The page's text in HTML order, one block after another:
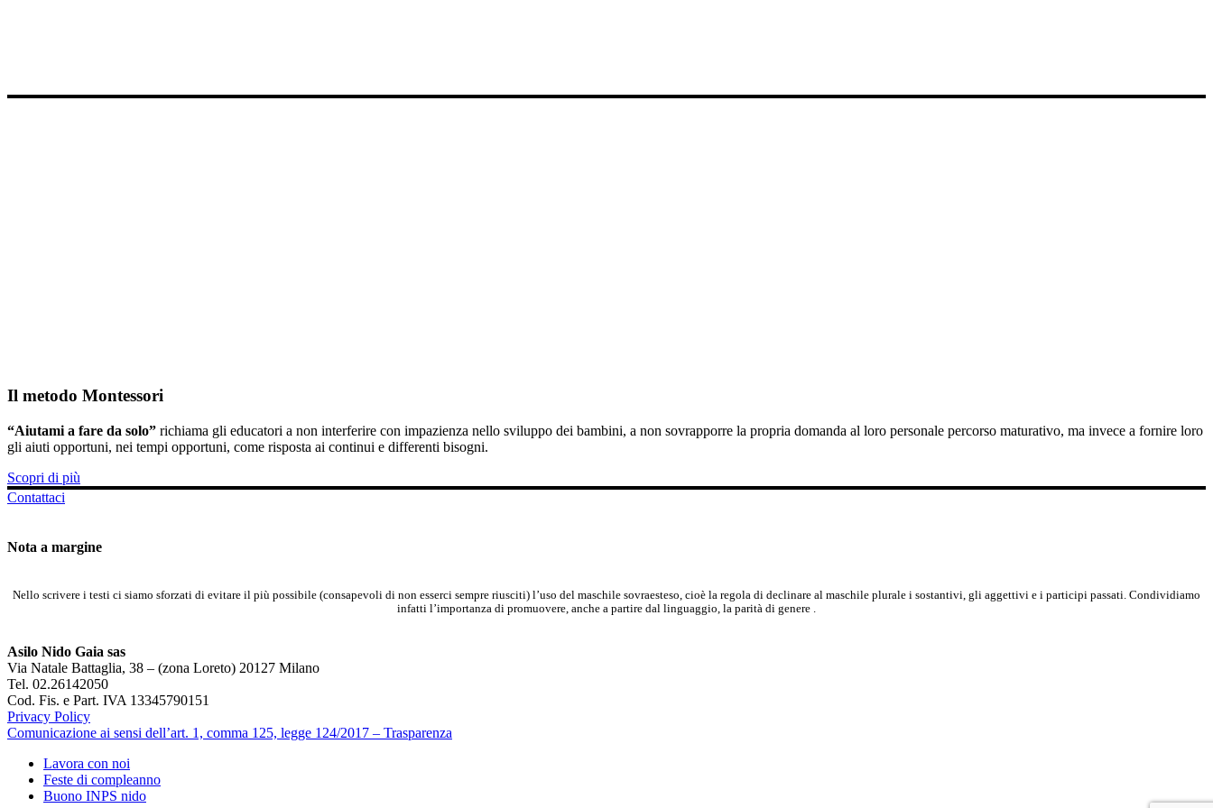
Il metodo Montessori
“Aiutami a fare da solo” richiama gli educatori a non interferire con impazienza nello sviluppo dei bambini, a non sovrapporre la propria domanda al loro personale percorso maturativo, ma invece a fornire loro
gli aiuti opportuni, nei tempi opportuni, come risposta ai continui e differenti bisogni.
Scopri di più
Contattaci
Nota a margine
Nello scrivere i testi ci siamo sforzati di evitare il più possibile (consapevoli di non esserci sempre riusciti) l’uso del maschile sovraesteso, cioè la regola di declinare al maschile plurale i sostantivi, gli aggettivi e i participi passati. Condividiamo
infatti l’importanza di promuovere, anche a partire dal linguaggio, la parità di genere .
Asilo Nido Gaia sas
Via Natale Battaglia, 38 – (zona Loreto) 20127 Milano
Tel. 02.26142050
Cod. Fis. e Part. IVA 13345790151
Privacy Policy
Comunicazione ai sensi dell’art. 1, comma 125, legge 124/2017 – Trasparenza
Lavora con noi
Feste di compleanno
Buono INPS nido